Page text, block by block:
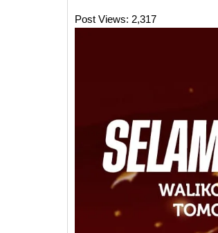
Post Views: 2,317